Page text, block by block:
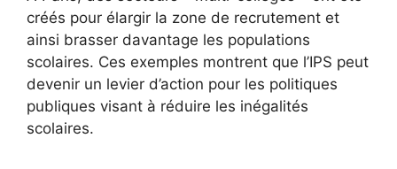
créés pour élargir la zone de recrutement et
ainsi brasser davantage les populations
scolaires. Ces exemples montrent que l’IPS peut
devenir un levier d’action pour les politiques
publiques visant à réduire les inégalités
scolaires.